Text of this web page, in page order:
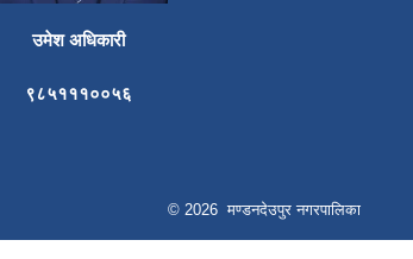
उमेश अधिकारी
९८५१११००५६
© 2026 मण्डनदेउपुर नगरपालिका